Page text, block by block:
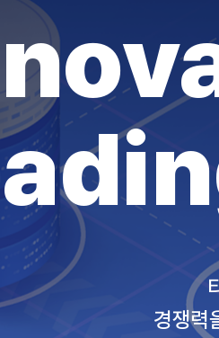
경쟁력